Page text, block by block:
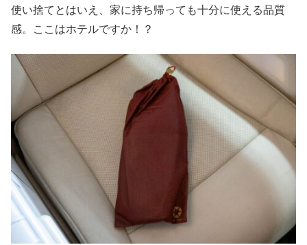
使い捨てとはいえ、家に持ち帰っても十分に使える品質
感。ここはホテルですか！？